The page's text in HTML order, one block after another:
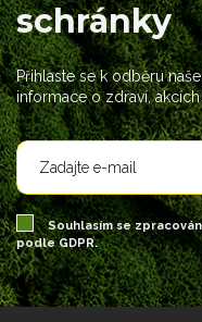
schránky
Přihlaste se k odběru
informace o zdraví,
Souhlasím se
podle GDPR.